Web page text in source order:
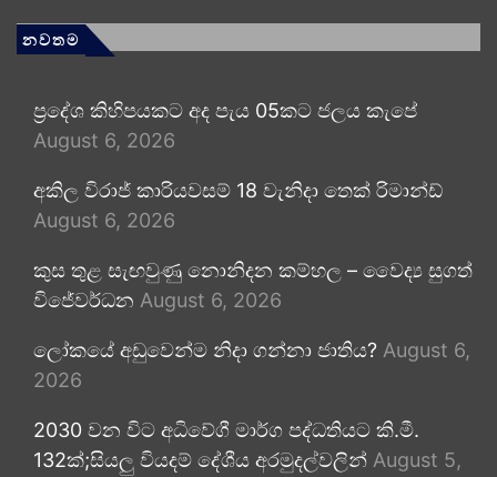
නවතම
ප්‍රදේශ කිහිපයකට අද පැය 05කට ජලය කැපේ
August 6, 2026
අකිල විරාජ් කාරියවසම් 18 වැනිදා තෙක් රිමාන්ඩ්
August 6, 2026
කුස තුළ සැඟවුණු නොනිදන කම්හල – වෛද්‍ය සුගත්
විජේවර්ධන August 6, 2026
ලෝකයේ අඩුවෙන්ම නිදා ගන්නා ජාතිය? August 6,
2026
2030 වන විට අධිවේගී මාර්ග පද්ධතියට කි.මී.
132ක්;සියලු වියදම් දේශීය අරමුදල්වලින් August 5,